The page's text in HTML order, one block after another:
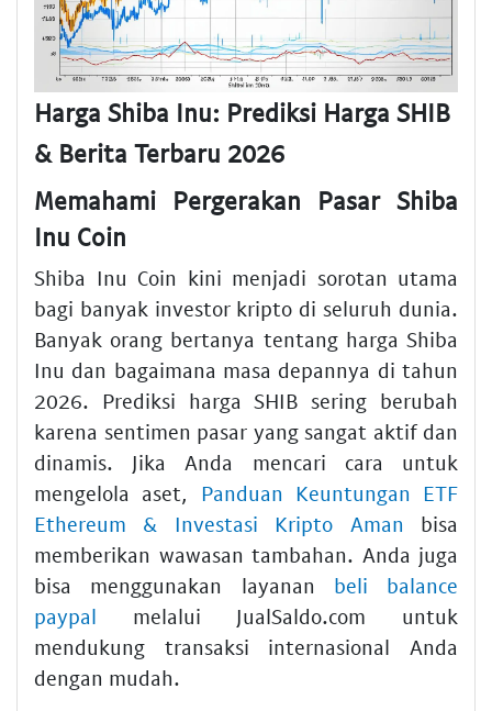
Harga Shiba Inu: Prediksi Harga SHIB
& Berita Terbaru 2026
Memahami Pergerakan Pasar Shiba
Inu Coin
Shiba Inu Coin kini menjadi sorotan utama
bagi banyak investor kripto di seluruh dunia.
Banyak orang bertanya tentang harga Shiba
Inu dan bagaimana masa depannya di tahun
2026. Prediksi harga SHIB sering berubah
karena sentimen pasar yang sangat aktif dan
dinamis. Jika Anda mencari cara untuk
mengelola aset, Panduan Keuntungan ETF
Ethereum & Investasi Kripto Aman bisa
memberikan wawasan tambahan. Anda juga
bisa menggunakan layanan beli balance
paypal melalui JualSaldo.com untuk
mendukung transaksi internasional Anda
dengan mudah.